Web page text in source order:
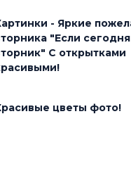
"Если сегодня
С открытками
Красивые цветы фото!